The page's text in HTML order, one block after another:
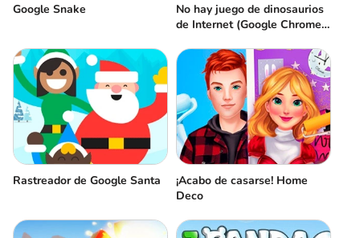
Google Snake
No hay juego de dinosaurios
de Internet (Google Chrome
Rastreador de Google Santa
¡Acabo de casarse! Home
Deco